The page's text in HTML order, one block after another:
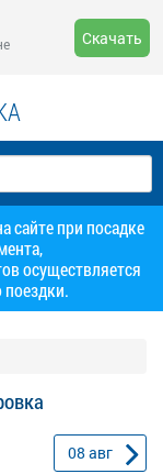
Скачать
сайте при посадке
осуществляется
поездки.
08 авг